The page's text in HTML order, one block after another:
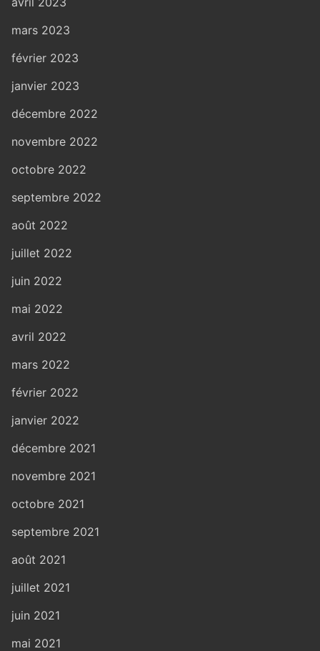
mars 2023
février 2023
janvier 2023
décembre 2022
novembre 2022
octobre 2022
septembre 2022
août 2022
juillet 2022
juin 2022
mai 2022
avril 2022
mars 2022
février 2022
janvier 2022
décembre 2021
novembre 2021
octobre 2021
septembre 2021
août 2021
juillet 2021
juin 2021
mai 2021